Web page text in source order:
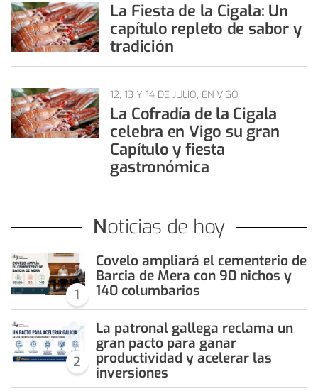
La Fiesta de la Cigala: Un
capítulo repleto de sabor y
tradición
12, 13 Y 14 DE JULIO, EN VIGO
La Cofradía de la Cigala
celebra en Vigo su gran
Capítulo y fiesta
gastronómica
Noticias de hoy
1
Covelo ampliará el cementerio de
Barcia de Mera con 90 nichos y
140 columbarios
2
La patronal gallega reclama un
gran pacto para ganar
productividad y acelerar las
inversiones